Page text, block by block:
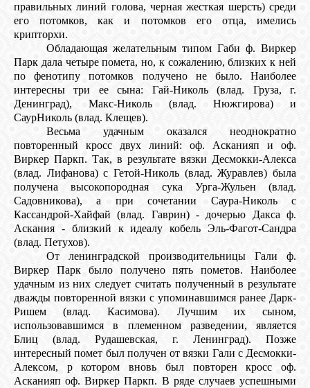
правильных линий голова, черная жесткая шерсть) среди
его потомков, как и потомков его отца, имелись
крипторхи.
Обладающая желательным типом Габи ф. Виркер
Парк дала четыре помета, но, к сожалению, близких к ней
по фенотипу потомков получено не было. Наиболее
интересны три ее сына: Гай-Николь (влад. Груза, г.
Денинград), Макс-Николь (влад. Нюжгирова) и
СаурНиколь (влад. Клещев).
Весьма удачным оказался неоднократно
повторенный кросс двух линий: оф. Асканияп и оф.
Виркер Паркп. Так, в результате вязки Десмокки-Алекса
(влад. Лифанова) с Гетой-Николь (влад. Журавлев) была
получена высокопородная сука Урга-Жульен (влад.
Садовникова), а при сочетании Саура-Николь с
Кассандрой-Хайфай (влад. Гаврин) - дочерью Дакса ф.
Аскания - близкий к идеалу кобель Эль-Фагот-Сандра
(влад. Петухов).
От ленинградской производительницы Гали ф.
Виркер Парк было получено пять пометов. Наиболее
удачным из них следует считать полученный в результате
дважды повторенной вязки с упоминавшимся ранее Дарк-
Ришем (влад. Касимова). Лучшим их сыном,
использовавшимся в племенном разведении, является
Блиц (влад. Рудашевская, г. Ленинград). Позже
интересный помет был получен от вязки Гали с Десмокки-
Алексом, р котором вновь был повторен кросс оф.
Асканияп оф. Виркер Паркп. В ряде случаев успешными